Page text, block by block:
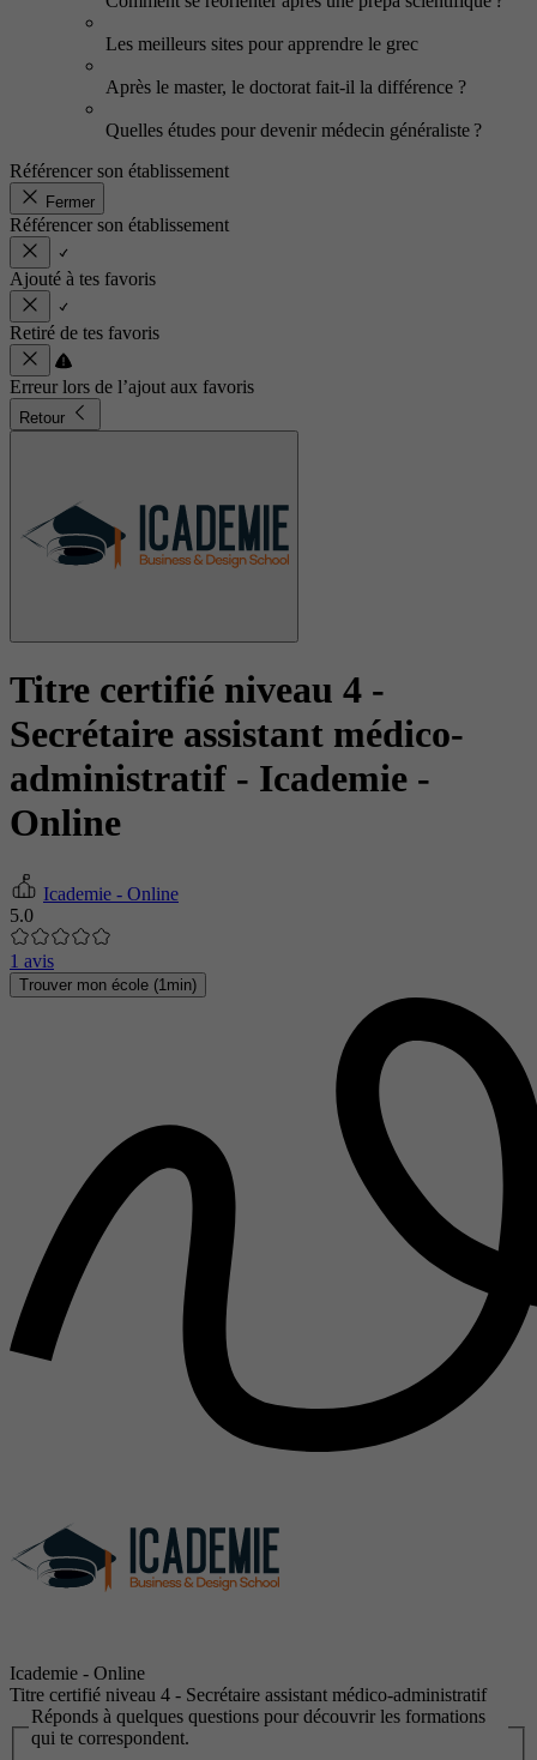
Les meilleurs sites pour apprendre le grec
Après le master, le doctorat fait-il la différence ?
Quelles études pour devenir médecin généraliste ?
Référencer son établissement
Fermer
Référencer son établissement
Ajouté à tes favoris
Retiré de tes favoris
Erreur lors de l’ajout aux favoris
Retour
Titre certifié niveau 4 -
Secrétaire assistant médico-
administratif - Icademie -
Online
Icademie - Online
5.0
1 avis
Trouver mon école (1min)
Icademie - Online
Titre certifié niveau 4 - Secrétaire assistant médico-administratif
Réponds à quelques questions pour découvrir les formations
qui te correspondent.